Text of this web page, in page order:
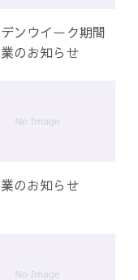
ンウイーク期間
のお知らせ
のお知らせ